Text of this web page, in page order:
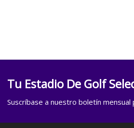
Tu Estadio De Golf
Suscríbase a nuestro boletín